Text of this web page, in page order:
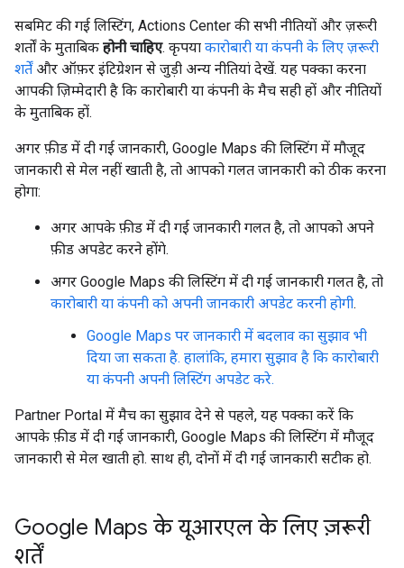
सबमिट की गई लिस्टिंग, Actions Center की सभी नीतियों और ज़रूरी
शर्तों के मुताबिक होनी चाहिए. कृपया कारोबारी या कंपनी के लिए ज़रूरी
शर्तेंऔर ऑफ़र इंटिग्रेशन से जुड़ी अन्य नीतियां देखें. यह पक्का करना
आपकी ज़िम्मेदारी है कि कारोबारी या कंपनी के मैच सही हों और नीतियों
के मुताबिक हों.
अगर फ़ीड में दी गई जानकारी, Google Maps की लिस्टिंग में मौजूद
जानकारी से मेल नहीं खाती है, तो आपको गलत जानकारी को ठीक करना
होगा:
अगर आपके फ़ीड में दी गई जानकारी गलत है, तो आपको अपने
फ़ीड अपडेट करने होंगे.
अगर Google Maps की लिस्टिंग में दी गई जानकारी गलत है, तो
कारोबारी या कंपनी को अपनी जानकारी अपडेट करनी होगी.
Google Maps पर जानकारी में बदलाव का सुझाव भी
दिया जा सकता है. हालांकि, हमारा सुझाव है कि कारोबारी
या कंपनी अपनी लिस्टिंग अपडेट करे.
Partner Portal में मैच का सुझाव देने से पहले, यह पक्का करें कि
आपके फ़ीड में दी गई जानकारी, Google Maps की लिस्टिंग में मौजूद
जानकारी से मेल खाती हो. साथ ही, दोनों में दी गई जानकारी सटीक हो.
Google Maps के यूआरएल के लिए ज़रूरी
शर्तें